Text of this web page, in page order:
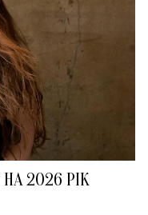
2026 РІК